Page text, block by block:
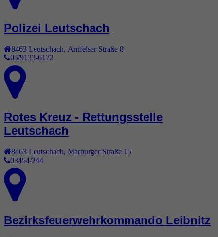
Polizei Leutschach
8463 Leutschach
Arnfelser Straße 8
05/9133-6172
Rotes Kreuz - Rettungsstelle
Leutschach
8463 Leutschach, Marburger Straße 15
03454/244
Bezirksfeuerwehrkommando Leibnitz